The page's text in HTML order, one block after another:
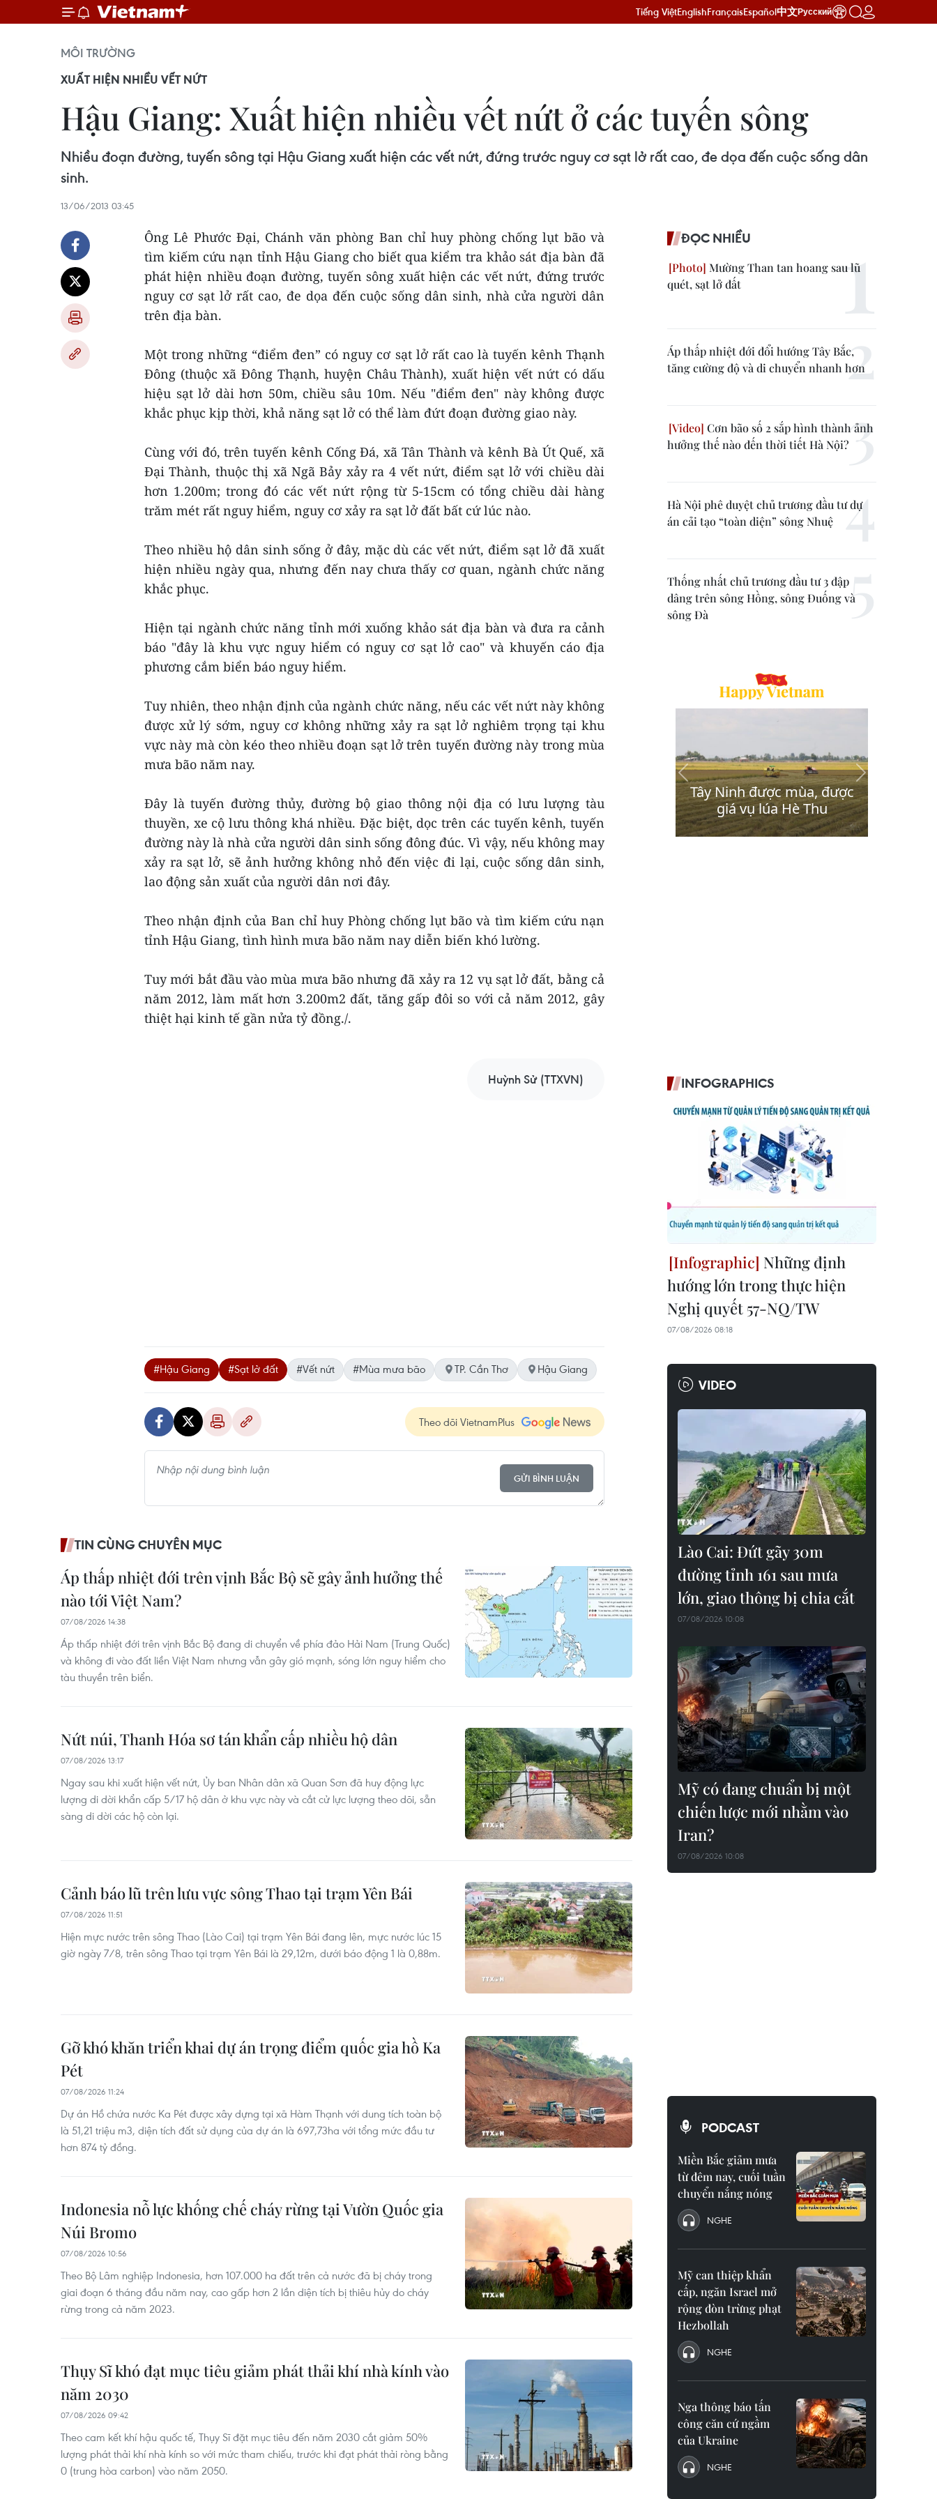
Tiếng ViệtEnglishFrançaisEspañol中文Русский
MÔI TRƯỜNG
XUẤT HIỆN NHIỀU VẾT NỨT
Hậu Giang: Xuất hiện nhiều vết nứt ở các tuyến sông
Nhiều đoạn đường, tuyến sông tại Hậu Giang xuất hiện các vết nứt, đứng trước nguy cơ sạt lở rất cao, đe dọa đến cuộc sống dân
sinh.
13/06/2013 03:45
Ông Lê Phước Đại, Chánh văn phòng Ban chỉ huy phòng chống lụt bão và
tìm kiếm cứu nạn tỉnh Hậu Giang cho biết qua kiểm tra khảo sát địa bàn đã
phát hiện nhiều đoạn đường, tuyến sông xuất hiện các vết nứt, đứng trước
nguy cơ sạt lở rất cao, đe dọa đến cuộc sống dân sinh, nhà cửa người dân
trên địa bàn.
Một trong những “điểm đen” có nguy cơ sạt lở rất cao là tuyến kênh Thạnh
Đông (thuộc xã Đông Thạnh, huyện Châu Thành), xuất hiện vết nứt có dấu
hiệu sạt lở dài hơn 50m, chiều sâu 10m. Nếu "điểm đen" này không được
khắc phục kịp thời, khả năng sạt lở có thể làm đứt đoạn đường giao này.
Cùng với đó, trên tuyến kênh Cống Đá, xã Tân Thành và kênh Bà Út Quế, xã
Đại Thành, thuộc thị xã Ngã Bảy xảy ra 4 vết nứt, điểm sạt lở với chiều dài
hơn 1.200m; trong đó các vết nứt rộng từ 5-15cm có tổng chiều dài hàng
trăm mét rất nguy hiểm, nguy cơ xảy ra sạt lở đất bất cứ lúc nào.
Theo nhiều hộ dân sinh sống ở đây, mặc dù các vết nứt, điểm sạt lở đã xuất
hiện nhiều ngày qua, nhưng đến nay chưa thấy cơ quan, ngành chức năng
khắc phục.
Hiện tại ngành chức năng tỉnh mới xuống khảo sát địa bàn và đưa ra cảnh
báo "đây là khu vực nguy hiểm có nguy cơ sạt lở cao" và khuyến cáo địa
phương cắm biển báo nguy hiểm.
Tuy nhiên, theo nhận định của ngành chức năng, nếu các vết nứt này không
được xử lý sớm, nguy cơ không những xảy ra sạt lở nghiêm trọng tại khu
vực này mà còn kéo theo nhiều đoạn sạt lở trên tuyến đường này trong mùa
mưa bão năm nay.
Đây là tuyến đường thủy, đường bộ giao thông nội địa có lưu lượng tàu
thuyền, xe cộ lưu thông khá nhiều. Đặc biệt, dọc trên các tuyến kênh, tuyến
đường này là nhà cửa người dân sinh sống đông đúc. Vì vậy, nếu không may
xảy ra sạt lở, sẽ ảnh hưởng không nhỏ đến việc đi lại, cuộc sống dân sinh,
lao động sản xuất của người dân nơi đây.
Theo nhận định của Ban chỉ huy Phòng chống lụt bão và tìm kiếm cứu nạn
tỉnh Hậu Giang, tình hình mưa bão năm nay diễn biến khó lường.
Tuy mới bắt đầu vào mùa mưa bão nhưng đã xảy ra 12 vụ sạt lở đất, bằng cả
năm 2012, làm mất hơn 3.200m2 đất, tăng gấp đôi so với cả năm 2012, gây
thiệt hại kinh tế gần nửa tỷ đồng./.
Huỳnh Sử (TTXVN)
#Hậu Giang #Sạt lở đất #Vết nứt #Mùa mưa bão TP. Cần Thơ Hậu Giang
Theo dõi VietnamPlus
GỬI BÌNH LUẬN
TIN CÙNG CHUYÊN MỤC
Áp thấp nhiệt đới trên vịnh Bắc Bộ sẽ gây ảnh hưởng thế
nào tới Việt Nam?
07/08/2026 14:38
Áp thấp nhiệt đới trên vịnh Bắc Bộ đang di chuyển về phía đảo Hải Nam (Trung Quốc)
và không đi vào đất liền Việt Nam nhưng vẫn gây gió mạnh, sóng lớn nguy hiểm cho
tàu thuyền trên biển.
Nứt núi, Thanh Hóa sơ tán khẩn cấp nhiều hộ dân
07/08/2026 13:17
Ngay sau khi xuất hiện vết nứt, Ủy ban Nhân dân xã Quan Sơn đã huy động lực
lượng di dời khẩn cấp 5/17 hộ dân ở khu vực này và cắt cử lực lượng theo dõi, sẵn
sàng di dời các hộ còn lại.
Cảnh báo lũ trên lưu vực sông Thao tại trạm Yên Bái
07/08/2026 11:51
Hiện mực nước trên sông Thao (Lào Cai) tại trạm Yên Bái đang lên, mực nước lúc 15
giờ ngày 7/8, trên sông Thao tại trạm Yên Bái là 29,12m, dưới báo động 1 là 0,88m.
Gỡ khó khăn triển khai dự án trọng điểm quốc gia hồ Ka
Pét
07/08/2026 11:24
Dự án Hồ chứa nước Ka Pét được xây dựng tại xã Hàm Thạnh với dung tích toàn bộ
là 51,21 triệu m3, diện tích đất sử dụng của dự án là 697,73ha với tổng mức đầu tư
hơn 874 tỷ đồng.
Indonesia nỗ lực khống chế cháy rừng tại Vườn Quốc gia
Núi Bromo
07/08/2026 10:56
Theo Bộ Lâm nghiệp Indonesia, hơn 107.000 ha đất trên cả nước đã bị cháy trong
giai đoạn 6 tháng đầu năm nay, cao gấp hơn 2 lần diện tích bị thiêu hủy do cháy
rừng trong cả năm 2023.
Thụy Sĩ khó đạt mục tiêu giảm phát thải khí nhà kính vào
năm 2030
07/08/2026 09:42
Theo cam kết khí hậu quốc tế, Thụy Sĩ đặt mục tiêu đến năm 2030 cắt giảm 50%
lượng phát thải khí nhà kính so với mức tham chiếu, trước khi đạt phát thải ròng bằng
0 (trung hòa carbon) vào năm 2050.
ĐỌC NHIỀU
Mường Than tan hoang sau lũ
quét, sạt lở đất
Áp thấp nhiệt đới đổi hướng Tây Bắc,
tăng cường độ và di chuyển nhanh hơn
Cơn bão số 2 sắp hình thành ảnh
hưởng thế nào đến thời tiết Hà Nội?
Hà Nội phê duyệt chủ trương đầu tư dự
án cải tạo “toàn diện” sông Nhuệ
Thống nhất chủ trương đầu tư 3 đập
dâng trên sông Hồng, sông Đuống và
sông Đà
INFOGRAPHICS
Những định
hướng lớn trong thực hiện
Nghị quyết 57-NQ/TW
07/08/2026 08:18
VIDEO
Lào Cai: Đứt gãy 30m
đường tỉnh 161 sau mưa
lớn, giao thông bị chia cắt
07/08/2026 10:08
Mỹ có đang chuẩn bị một
chiến lược mới nhằm vào
Iran?
07/08/2026 10:08
PODCAST
Miền Bắc giảm mưa
từ đêm nay, cuối tuần
chuyển nắng nóng
NGHE
Mỹ can thiệp khẩn
cấp, ngăn Israel mở
rộng đòn trừng phạt
Hezbollah
NGHE
Nga thông báo tấn
công căn cứ ngầm
của Ukraine
NGHE